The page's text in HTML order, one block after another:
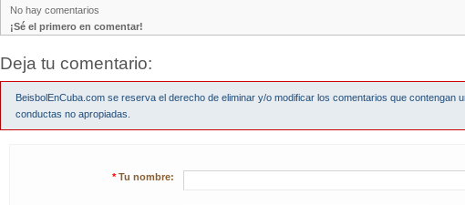
No hay comentarios
¡Sé el primero en comentar!
Deja tu comentario:
BeisbolEnCuba.com se reserva el derecho de eliminar y/o modificar los comentarios que contengan
conductas no apropiadas.
* Tu nombre: